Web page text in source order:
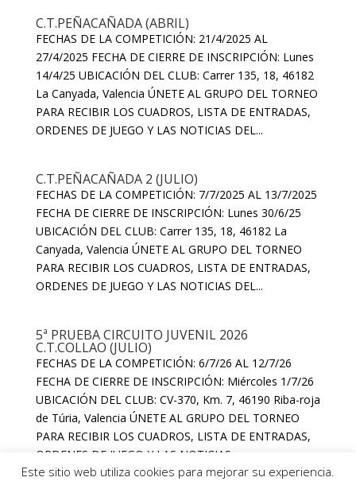
C.T.PEÑACAÑADA (ABRIL)
FECHAS DE LA COMPETICIÓN: 21/4/2025 AL
27/4/2025 FECHA DE CIERRE DE INSCRIPCIÓN: Lunes
14/4/25 UBICACIÓN DEL CLUB: Carrer 135, 18, 46182
La Canyada, Valencia ÚNETE AL GRUPO DEL TORNEO
PARA RECIBIR LOS CUADROS, LISTA DE ENTRADAS,
ORDENES DE JUEGO Y LAS NOTICIAS DEL...
C.T.PEÑACAÑADA 2 (JULIO)
FECHAS DE LA COMPETICIÓN: 7/7/2025 AL 13/7/2025
FECHA DE CIERRE DE INSCRIPCIÓN: Lunes 30/6/25
UBICACIÓN DEL CLUB: Carrer 135, 18, 46182 La
Canyada, Valencia ÚNETE AL GRUPO DEL TORNEO
PARA RECIBIR LOS CUADROS, LISTA DE ENTRADAS,
ORDENES DE JUEGO Y LAS NOTICIAS DEL...
5ª PRUEBA CIRCUITO JUVENIL 2026
C.T.COLLAO (JULIO)
FECHAS DE LA COMPETICIÓN: 6/7/26 AL 12/7/26
FECHA DE CIERRE DE INSCRIPCIÓN: Miércoles 1/7/26
UBICACIÓN DEL CLUB: CV-370, Km. 7, 46190 Riba-roja
de Túria, Valencia ÚNETE AL GRUPO DEL TORNEO
PARA RECIBIR LOS CUADROS, LISTA DE ENTRADAS,
ORDENES DE JUEGO Y LAS NOTICIAS...
Este sitio web utiliza cookies para mejorar su experiencia.